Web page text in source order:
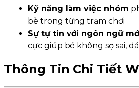
Kỹ năng làm việc nhóm
bè trong từng trạm chơi
Sự tự tin với ngôn ngữ
cực giúp bé không sợ sai,
Thông Tin Chi Tiết